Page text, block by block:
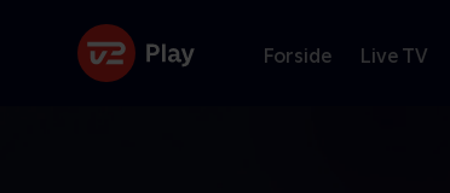
Forside Live TV